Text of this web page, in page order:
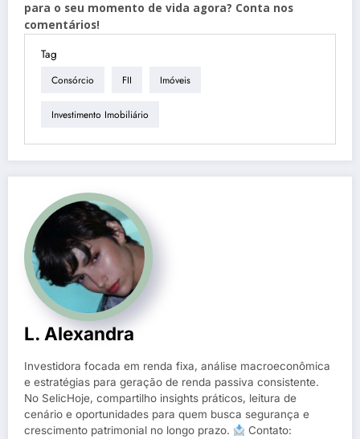
para o seu momento de vida agora? Conta nos
comentários!
Tag
Consórcio FII Imóveis
Investimento Imobiliário
L. Alexandra
Investidora focada em renda fixa, análise macroeconômica
e estratégias para geração de renda passiva consistente.
No SelicHoje, compartilho insights práticos, leitura de
cenário e oportunidades para quem busca segurança e
crescimento patrimonial no longo prazo.
Contato: